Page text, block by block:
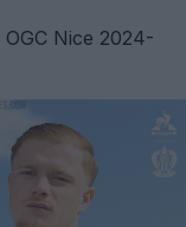
Nice 2024-